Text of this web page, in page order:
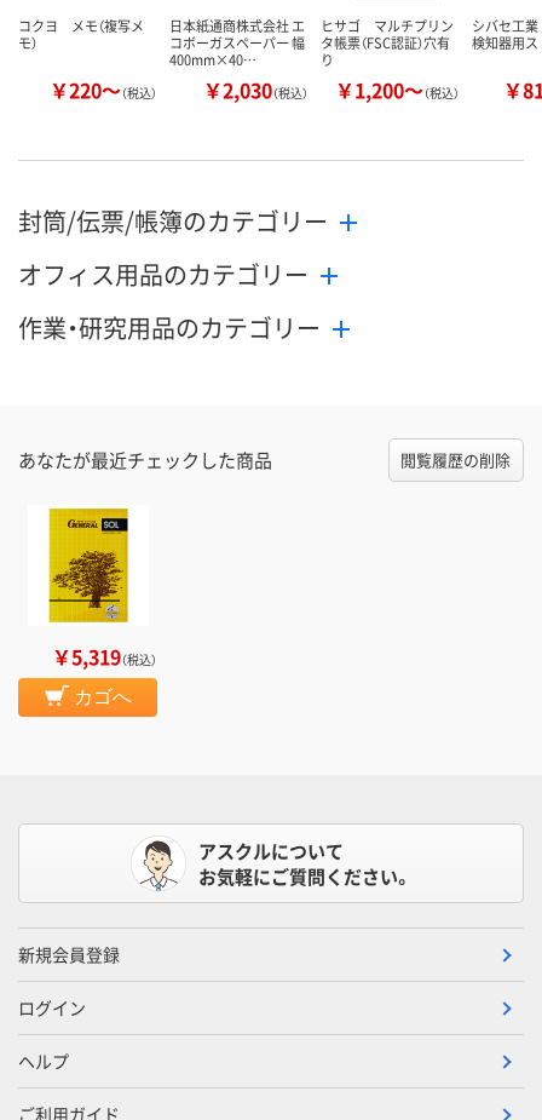
コクヨ メモ（複写メ
モ）
￥220～（税込）
日本紙通商株式会社 エ
コボーガスペーパー 幅
400mm×40…
￥2,030（税込）
ヒサゴ マルチプリン
タ帳票（FSC認証）穴有
り
￥1,200～（税込）
シバセ工
検知器用
￥
封筒/伝票/帳簿のカテゴリー
オフィス用品のカテゴリー
作業・研究用品のカテゴリー
あなたが最近チェックした商品 閲覧履歴の削除
￥5,319（税込）
カゴへ
アスクルについて
お気軽にご質問ください。
新規会員登録
ログイン
ヘルプ
ご利用ガイド